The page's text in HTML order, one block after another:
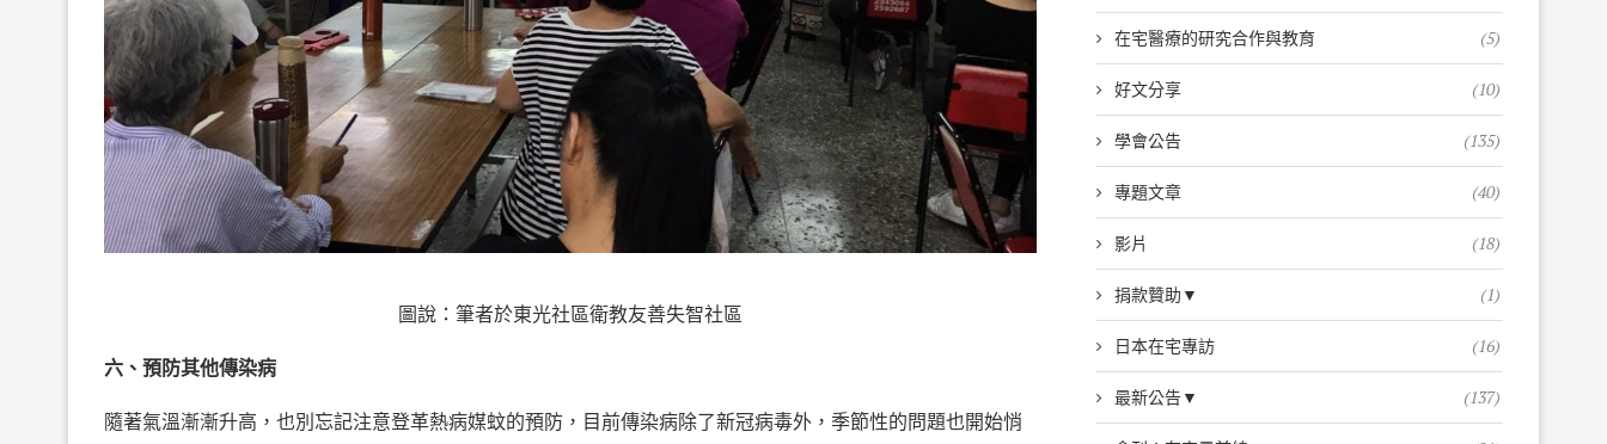
圖說：筆者於東光社區衛教友善失智社區
六、預防其他傳染病
隨著氣溫漸漸升高，也別忘記注意登革熱病媒蚊的預防，目前傳染病除了新冠病毒外，季節性的問題也開始悄
在宅醫療的研究合作與教育 (5)
好文分享 (10)
學會公告 (135)
專題文章 (40)
影片 (18)
捐款贊助▼ (1)
日本在宅專訪 (16)
最新公告▼ (137)